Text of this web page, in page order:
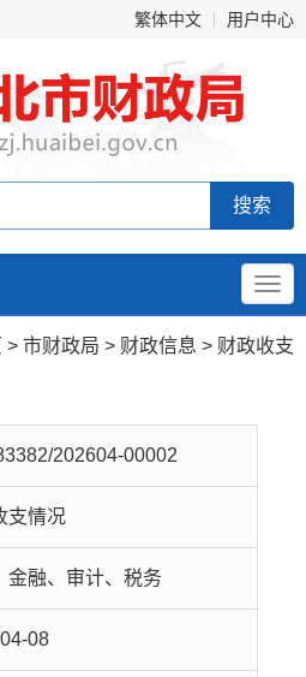
繁体中文 用户中心
> 市财政局 > 财政信息 > 财政收支
202604-00002
支情况
金融、审计、税务
08